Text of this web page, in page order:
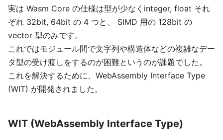
実は Wasm Core の仕様は型が少なくinteger, float それ
ぞれ 32bit, 64bit の 4 つと、 SIMD 用の 128bit の
vector 型のみです。
これではモジュール間で文字列や構造体などの複雑なデー
タ型の受け渡しをするのが困難というのが課題でした。
これを解決するために、WebAssembly Interface Type
(WIT) が開発されました。
WIT (WebAssembly Interface Type)